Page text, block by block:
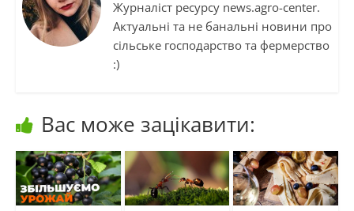
Журналіст ресурсу news.agro-center.
Актуальні та не банальні новини про
сільське господарство та фермерство
:)
Вас може зацікавити: